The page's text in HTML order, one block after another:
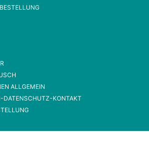
ALLGEMEIN
DATENSCHUTZ-KONTAKT